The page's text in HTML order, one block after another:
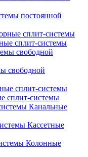
постоянной
сплит-системы
свободной
сплит-системы
Канальные
Кассетные
Колонные